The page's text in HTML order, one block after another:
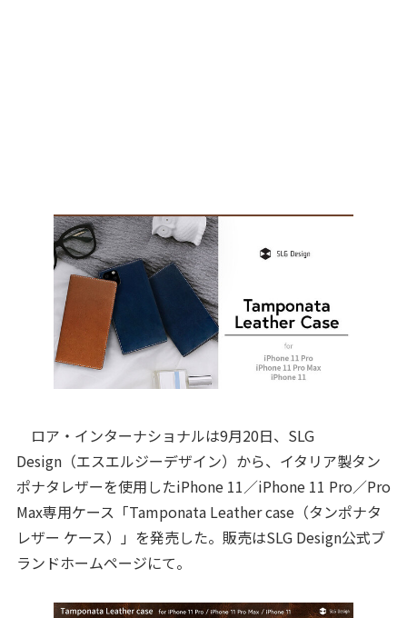
ロア・インターナショナルは9月20日、SLG
Design（エスエルジーデザイン）から、イタリア製タン
ポナタレザーを使用したiPhone 11／iPhone 11 Pro／Pro
Max専用ケース「Tamponata Leather case（タンポナタ
レザー ケース）」を発売した。販売はSLG Design公式ブ
ランドホームページにて。